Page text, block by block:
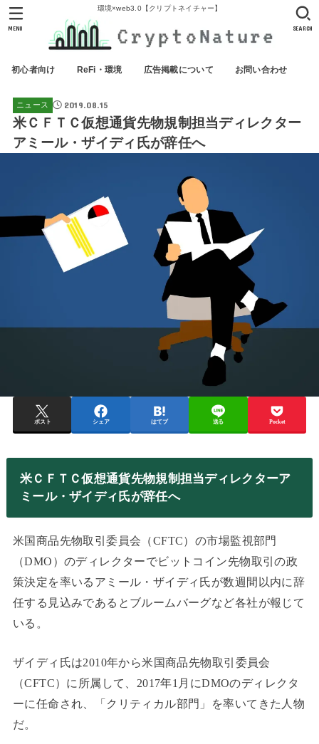
環境×web3.0【クリプトネイチャー】
初心者向け ReFi・環境 広告掲載について お問い合わせ
SEARCH
MENU
ニュース 2019.08.15
米ＣＦＴＣ仮想通貨先物規制担当ディレクター
アミール・ザイディ氏が辞任へ
ポスト シェア はてブ 送る Pocket
米ＣＦＴＣ仮想通貨先物規制担当ディレクターア
ミール・ザイディ氏が辞任へ
米国商品先物取引委員会（CFTC）の市場監視部門
（DMO）のディレクターでビットコイン先物取引の政
策決定を率いるアミール・ザイディ氏が数週間以内に辞
任する見込みであるとブルームバーグなど各社が報じて
いる。
ザイディ氏は2010年から米国商品先物取引委員会
（CFTC）に所属して、2017年1月にDMOのディレクタ
ーに任命され、「クリティカル部門」を率いてきた人物
だ。